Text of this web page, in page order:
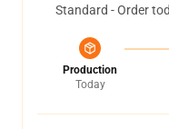
Standard - Order
Production
Today